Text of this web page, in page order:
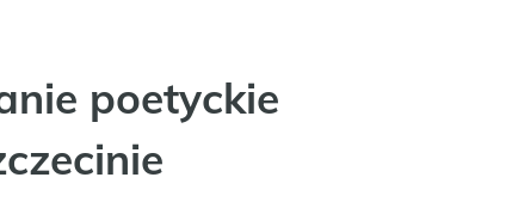
poetyckie